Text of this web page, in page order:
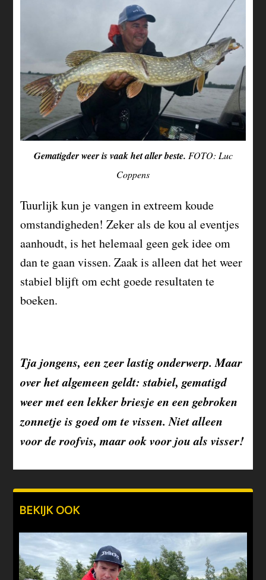
Gematigder weer is vaak het aller beste. FOTO: Luc
Coppens
Tuurlijk kun je vangen in extreem koude
omstandigheden! Zeker als de kou al eventjes
aanhoudt, is het helemaal geen gek idee om
dan te gaan vissen. Zaak is alleen dat het weer
stabiel blijft om echt goede resultaten te
boeken.
Tja jongens, een zeer lastig onderwerp. Maar
over het algemeen geldt: stabiel, gematigd
weer met een lekker briesje en een gebroken
zonnetje is goed om te vissen. Niet alleen
voor de roofvis, maar ook voor jou als visser!
BEKIJK OOK